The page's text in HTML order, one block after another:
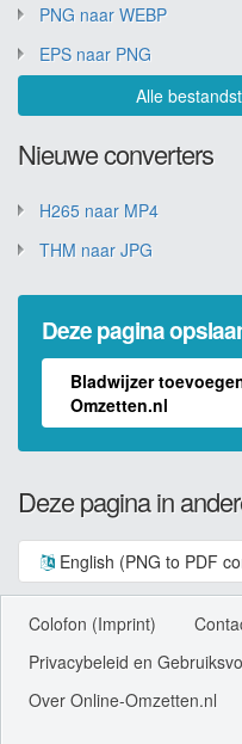
PNG naar WEBP
EPS naar PNG
Alle
Nieuwe converters
H265 naar MP4
THM naar JPG
Deze pagina
Bladwijzer
Omzetten.nl
Deze pagina in
English (PNG to PDF
Colofon (Imprint)
Privacybeleid en
Over Online-Omzetten.nl